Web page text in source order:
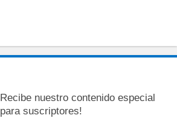
Recibe nuestro contenido especial
para suscriptores!